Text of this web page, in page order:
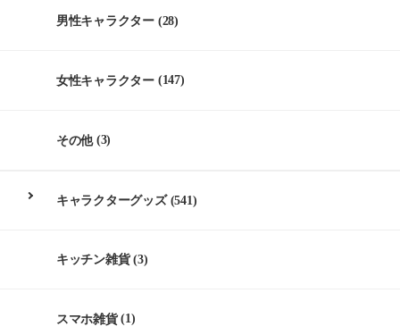
男性キャラクター (28)
女性キャラクター (147)
その他(3)
キャラクターグッズ(541)
キッチン雑貨(3)
スマホ雑貨(1)